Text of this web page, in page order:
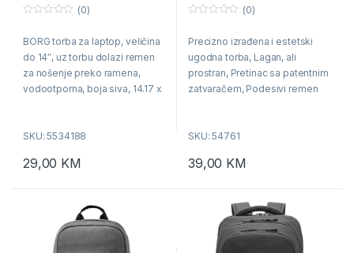
u
o
f
5
(0)
BORG torba za laptop, veličina
do 14″, uz torbu dolazi remen
za nošenje preko ramena,
vodootporna, boja siva, 14.17 x
vrhunskog PU kožnog
SKU: 5534188
29,00 KM
u
o
f
5
(0)
Precizno izrađena i estetski
ugodna torba, Lagan, ali
prostran, Pretinac sa patentnim
zatvaračem, Podesivi remen
Materijal: EVA + PVC, Veličina:
SKU: 54761
39,00 KM